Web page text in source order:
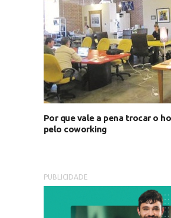
Por que vale a pena trocar o
pelo coworking
PUBLICIDADE